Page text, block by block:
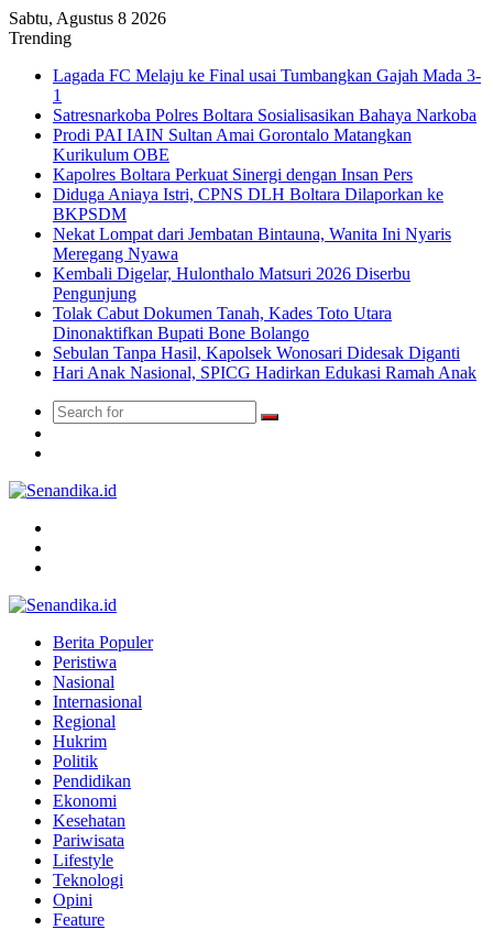
Sabtu, Agustus 8 2026
Trending
Lagada FC Melaju ke Final usai Tumbangkan Gajah Mada 3-
1
Satresnarkoba Polres Boltara Sosialisasikan Bahaya Narkoba
Prodi PAI IAIN Sultan Amai Gorontalo Matangkan
Kurikulum OBE
Kapolres Boltara Perkuat Sinergi dengan Insan Pers
Diduga Aniaya Istri, CPNS DLH Boltara Dilaporkan ke
BKPSDM
Nekat Lompat dari Jembatan Bintauna, Wanita Ini Nyaris
Meregang Nyawa
Kembali Digelar, Hulonthalo Matsuri 2026 Diserbu
Pengunjung
Tolak Cabut Dokumen Tanah, Kades Toto Utara
Dinonaktifkan Bupati Bone Bolango
Sebulan Tanpa Hasil, Kapolsek Wonosari Didesak Diganti
Hari Anak Nasional, SPICG Hadirkan Edukasi Ramah Anak
Search
Berita Populer
Peristiwa
Nasional
Internasional
Regional
Hukrim
Politik
Pendidikan
Ekonomi
Kesehatan
Pariwisata
Lifestyle
Teknologi
Opini
Feature